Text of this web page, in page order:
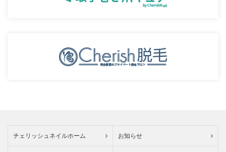
チェリッシュネイルホーム お知らせ